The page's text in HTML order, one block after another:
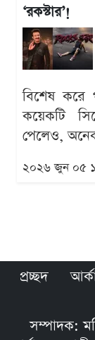
‘রকস্টার’!
বিশেষ
কয়েকটি
পেলেও,
২০২৬ জুন ০৫
প্রচ্ছদ
সম্পাদক: